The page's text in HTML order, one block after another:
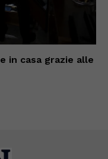
in casa grazie alle